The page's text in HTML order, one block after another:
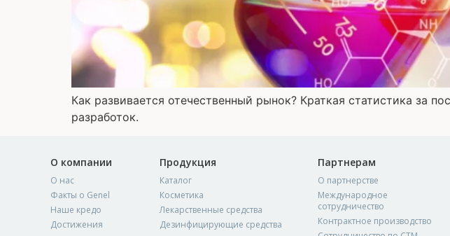
Как развивается отечественный рынок? Краткая статистика за
разработок.
О компании
О нас
Факты о Genel
Наше кредо
Достижения
Продукция
Каталог
Косметика
Лекарственные средства
Дезинфицирующие средства
Партнерам
О партнерстве
Международное
сотрудничество
Контрактное производство